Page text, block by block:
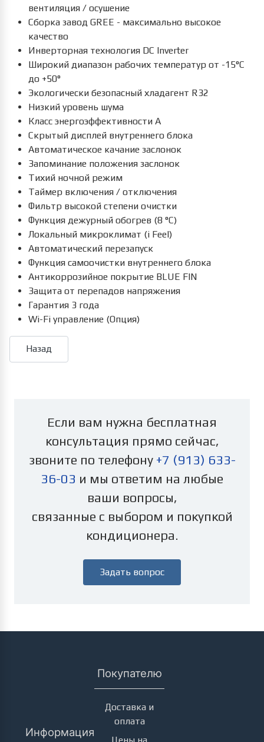
вентиляция / осушение
Сборка завод GREE - максимально высокое
качество
Инверторная технология DC Inverter
Широкий диапазон рабочих температур от -15°С
до +50°
Экологически безопасный хладагент R32
Низкий уровень шума
Класс энергоэффективности А
Скрытый дисплей внутреннего блока
Автоматическое качание заслонок
Запоминание положения заслонок
Тихий ночной режим
Таймер включения / отключения
Фильтр высокой степени очистки
Функция дежурный обогрев (8 °С)
Локальный микроклимат (i Feel)
Автоматический перезапуск
Функция самоочистки внутреннего блока
Антикоррозийное покрытие BLUE FIN
Защита от перепадов напряжения
Гарантия 3 года
Wi-Fi управление (Опция)
Если вам нужна бесплатная
консультация прямо сейчас,
звоните по телефону +7 (913) 633-
36-03 и мы ответим на любые
ваши вопросы,
связанные с выбором и покупкой
кондиционера.
Задать вопрос
Информация
Покупателю
Доставка и
оплата